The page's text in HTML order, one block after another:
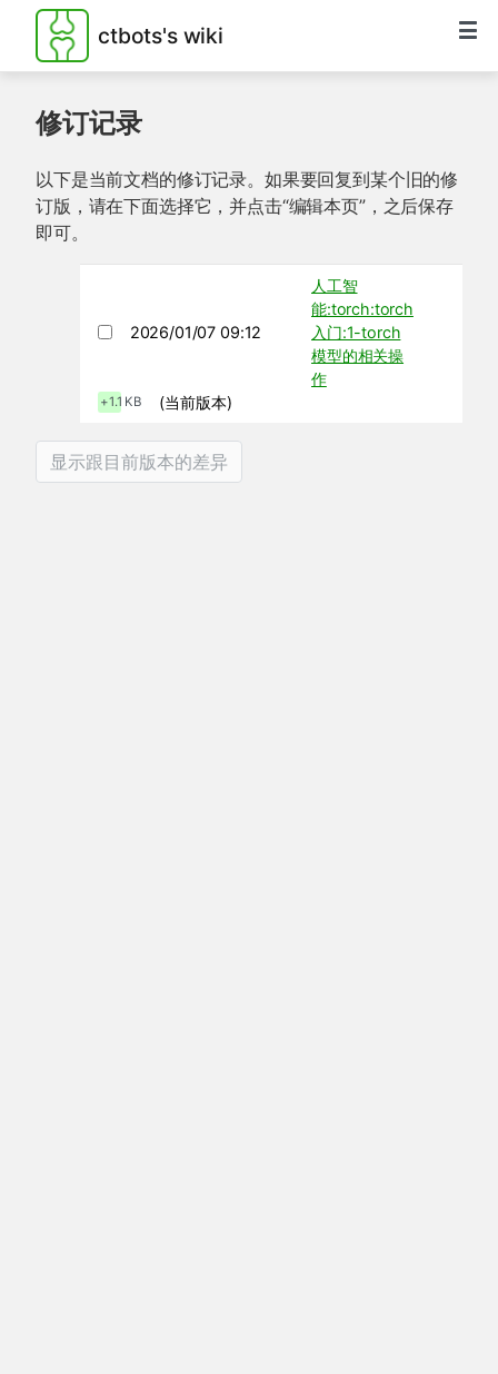
ctbots's wiki
修订记录
以下是当前文档的修订记录。如果要回复到某个旧的修
订版，请在下面选择它，并点击“编辑本页”，之后保存
即可。
2026/01/07 09:12
人工智
能:torch:torch
入门:1-torch
模型的相关操
作
+1.1 KB (当前版本)
显示跟目前版本的差异